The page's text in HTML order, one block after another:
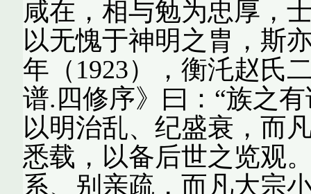
咸在，相与勉为忠厚，
以无愧于神明之胄，斯
年（1923），衡汑赵氏
谱.四修序》曰：“族之
以明治乱、纪盛衰，而
悉载，以备后世之览观
系、别亲疏，而凡大宗